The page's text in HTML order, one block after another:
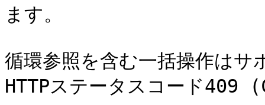
ます。
循環参照を含む一括操作はサ
HTTPステータスコード